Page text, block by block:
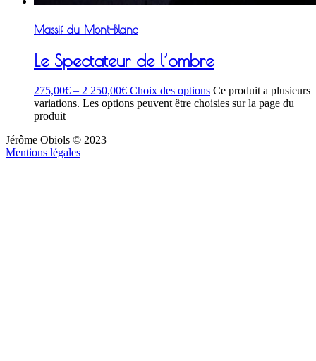
Massif du Mont-Blanc
Le Spectateur de l’ombre
275,00€ – 2 250,00€ Choix des options Ce produit a plusieurs
variations. Les options peuvent être choisies sur la page du
produit
Jérôme Obiols © 2023
Mentions légales